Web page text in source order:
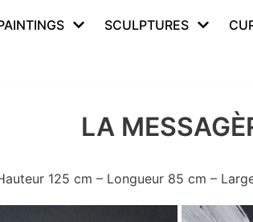
SCULPTURES
LA
125 cm – Longueur 85 cm –